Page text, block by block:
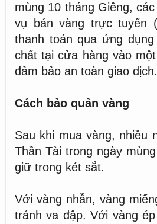
mùng 10 tháng Giêng,
vụ bán vàng trực tuyến
thanh toán qua ứng
chất tại cửa hàng vào
đảm bảo an toàn giao dịch.
Cách bảo quản vàng
Sau khi mua vàng, nhiều
Thần Tài trong ngày
giữ trong két sắt.
Với vàng nhẫn, vàng
tránh va đập. Với vàng